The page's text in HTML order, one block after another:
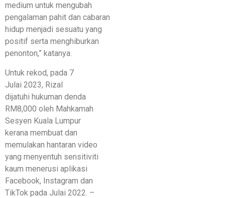
medium untuk mengubah
pengalaman pahit dan cabaran
hidup menjadi sesuatu yang
positif serta menghiburkan
penonton,” katanya.
Untuk rekod, pada 7
Julai 2023, Rizal
dijatuhi hukuman denda
RM8,000 oleh Mahkamah
Sesyen Kuala Lumpur
kerana membuat dan
memulakan hantaran video
yang menyentuh sensitiviti
kaum menerusi aplikasi
Facebook, Instagram dan
TikTok pada Julai 2022. –